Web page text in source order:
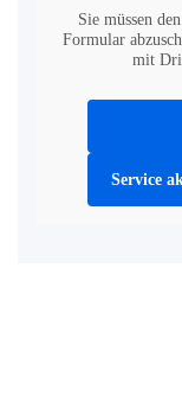
Sie müssen
Formular
mit
Service